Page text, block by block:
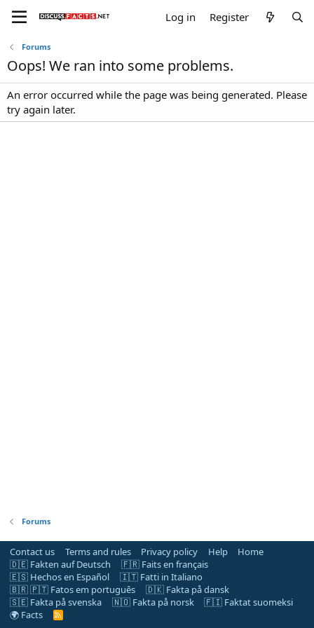
Log in Register
Forums
Oops! We ran into some problems.
An error occurred while the page was being generated. Please
try again later.
Forums
Contact us Terms and rules Privacy policy Help
Home
🇩🇪 Fakten auf Deutsch
🇫🇷 Faits en français
🇪🇸 Hechos en Español
🇮🇹 Fatti in Italiano
🇧🇷 🇵🇹 Fatos em português
🇩🇰 Fakta på dansk
🇸🇪 Fakta på svenska
🇳🇴 Fakta på norsk
🇫🇮 Faktat suomeksi
🌍 Facts
R